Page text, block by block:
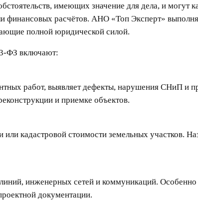
имеющих значение для дела, и могут
расчётов. АНО «Топ Эксперт»
полной юридической силой.
ФЗ включают:
работ, выявляет дефекты, нарушения СНиП и
и приемке объектов.
кадастровой стоимости земельных участков.
инженерных сетей и коммуникаций.
документации.